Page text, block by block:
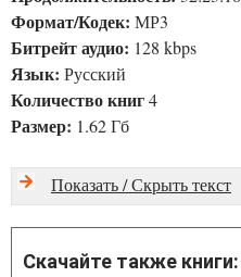
Формат/Кодек: МР3
Битрейт аудио: 128 kbps
Язык: Русский
Количество книг4
Размер: 1.62 Гб
Показать / Скрыть текст
Скачайте также книги: